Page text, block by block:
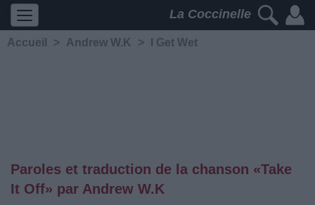
La Coccinelle
Accueil > Andrew W.K > I Get Wet
Paroles et traduction de la chanson «Take
It Off» par Andrew W.K